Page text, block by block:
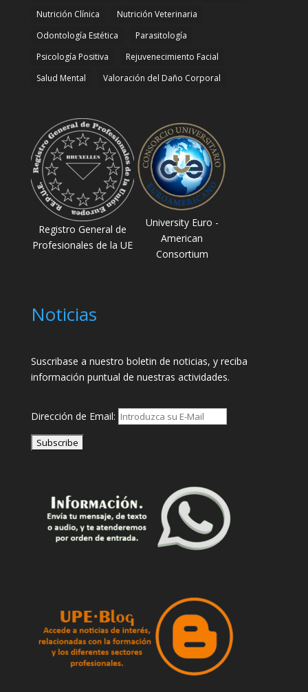
Nutrición Clínica
Nutrición Veterinaria
Odontología Estética
Parasitología
Psicología Positiva
Rejuvenecimiento Facial
Salud Mental
Valoración del Daño Corporal
Registro General de
Profesionales de la UE
University Euro -
American
Consortium
Noticias
Suscribase a nuestro boletin de noticias, y reciba
información puntual de nuestras actividades.
Dirección de Email: